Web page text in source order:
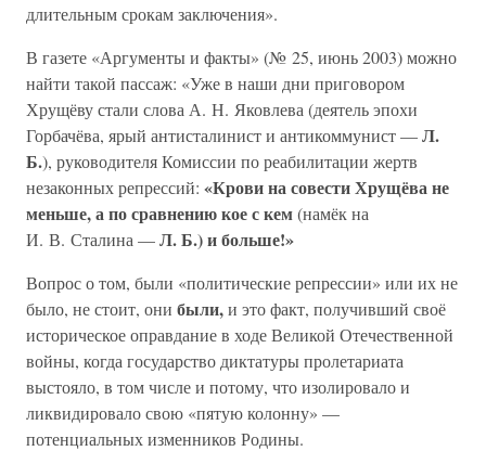
длительным срокам заключения».
В газете «Аргументы и факты» (№ 25, июнь 2003) можно
найти такой пассаж: «Уже в наши дни приговором
Хрущёву стали слова А. Н. Яковлева (деятель эпохи
Горбачёва, ярый антисталинист и антикоммунист —Л.
Б.), руководителя Комиссии по реабилитации жертв
незаконных репрессий: «Крови на совести Хрущёва не
меньше, а по сравнению кое с кем(намёк на
И. В. Сталина —Л. Б.) и больше!»
Вопрос о том, были «политические репрессии» или их не
было, не стоит, они были,и это факт, получивший своё
историческое оправдание в ходе Великой Отечественной
войны, когда государство диктатуры пролетариата
выстояло, в том числе и потому, что изолировало и
ликвидировало свою «пятую колонну» —
потенциальных изменников Родины.